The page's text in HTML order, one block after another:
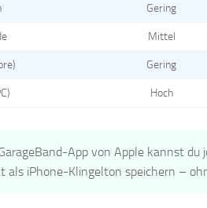
Gering
Mittel
Gering
Hoch
App von Apple kannst
als iPhone-Klingelton speichern –